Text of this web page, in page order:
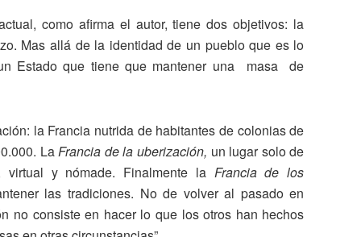
como afirma el autor, tiene dos objetivos: la
Mas allá de la identidad de un pueblo que es lo
Estado que tiene que mantener una masa de
la Francia nutrida de habitantes de colonias de
LaFrancia de la uberización, un lugar solo de
virtual y nómade. Finalmente la Francia de los
las tradiciones. No de volver al pasado en
no consiste en hacer lo que los otros han hechos